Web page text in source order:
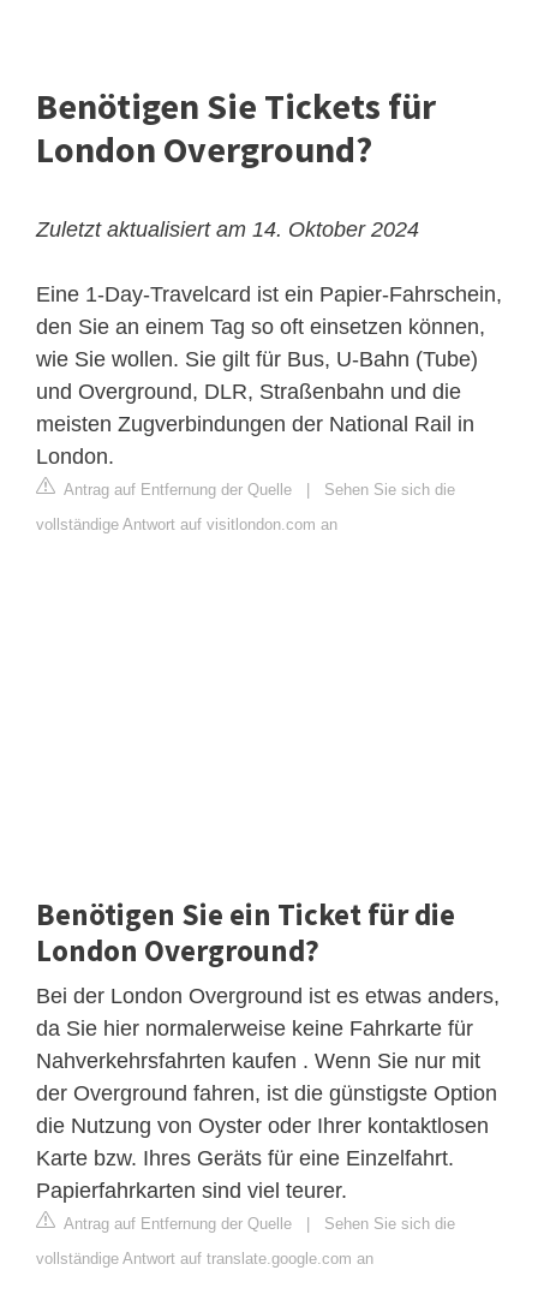
Benötigen Sie Tickets für
London Overground?
Zuletzt aktualisiert am 14. Oktober 2024
Eine 1-Day-Travelcard ist ein Papier-Fahrschein,
den Sie an einem Tag so oft einsetzen können,
wie Sie wollen. Sie gilt für Bus, U-Bahn (Tube)
und Overground, DLR, Straßenbahn und die
meisten Zugverbindungen der National Rail in
London.
Antrag auf Entfernung der Quelle
Sehen Sie sich die
vollständige Antwort auf visitlondon.com an
Benötigen Sie ein Ticket für die
London Overground?
Bei der London Overground ist es etwas anders,
da Sie hier normalerweise keine Fahrkarte für
Nahverkehrsfahrten kaufen . Wenn Sie nur mit
der Overground fahren, ist die günstigste Option
die Nutzung von Oyster oder Ihrer kontaktlosen
Karte bzw. Ihres Geräts für eine Einzelfahrt.
Papierfahrkarten sind viel teurer.
Antrag auf Entfernung der Quelle
Sehen Sie sich die
vollständige Antwort auf translate.google.com an